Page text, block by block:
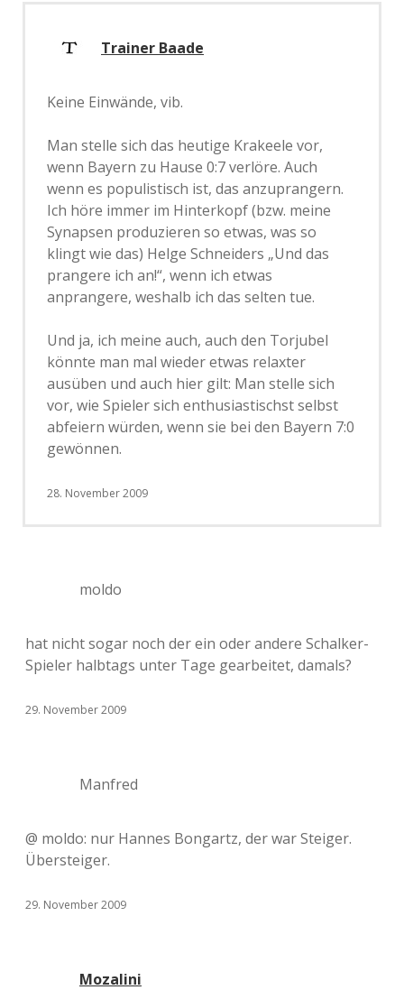
Trainer Baade
Keine Einwände, vib.
Man stelle sich das heutige Krakeele vor,
wenn Bayern zu Hause 0:7 verlöre. Auch
wenn es populistisch ist, das anzuprangern.
Ich höre immer im Hinterkopf (bzw. meine
Synapsen produzieren so etwas, was so
klingt wie das) Helge Schneiders „Und das
prangere ich an!“, wenn ich etwas
anprangere, weshalb ich das selten tue.
Und ja, ich meine auch, auch den Torjubel
könnte man mal wieder etwas relaxter
ausüben und auch hier gilt: Man stelle sich
vor, wie Spieler sich enthusiastischst selbst
abfeiern würden, wenn sie bei den Bayern 7:0
gewönnen.
28. November 2009
moldo
hat nicht sogar noch der ein oder andere Schalker-
Spieler halbtags unter Tage gearbeitet, damals?
29. November 2009
Manfred
@ moldo: nur Hannes Bongartz, der war Steiger.
Übersteiger.
29. November 2009
Mozalini